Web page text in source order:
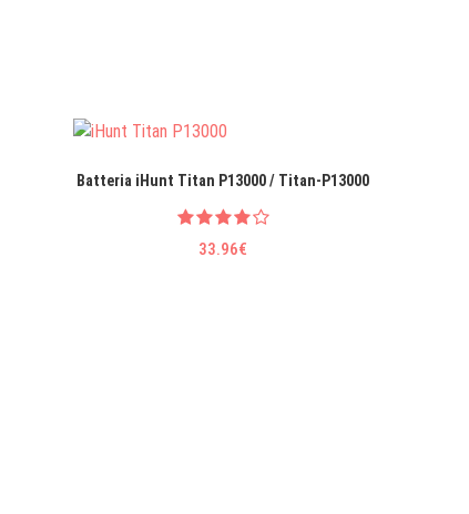
Batteria iHunt Titan P13000 / Titan-P13000
33.96€